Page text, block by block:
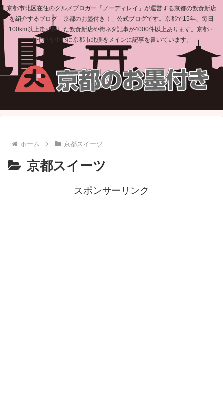
京都市北区在住のグルメブロガー「ノーディレイ」が運営する京都の飲食新店
を紹介するブログ「京都のお墨付き！」公式ブログです。京都で15年、毎日
100km以上走り探した飲食新店や街ネタ記事が4000件以上あります。京都・
上七軒を中心に京都市北側をメインに記事を書いています。
ホーム 京都スイーツ
京都スイーツ
スポンサーリンク